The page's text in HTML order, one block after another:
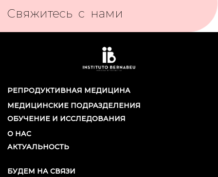
Свяжитесь с нами
РЕПРОДУКТИВНАЯ МЕДИЦИНА
МЕДИЦИНСКИЕ ПОДРАЗДЕЛЕНИЯ
ОБУЧЕНИЕ И ИССЛЕДОВАНИЯ
О НАС
АКТУАЛЬНОСТЬ
БУДЕМ НА СВЯЗИ